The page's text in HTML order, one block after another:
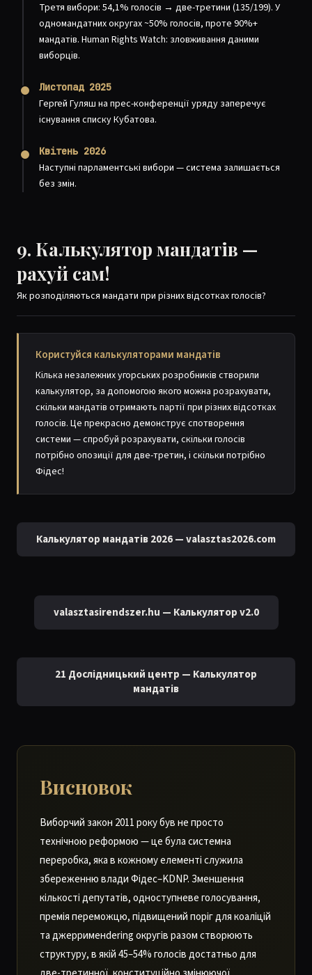
Третя вибори: 54,1% голосів → две-третини (135/199). У
одномандатних округах ~50% голосів, проте 90%+
мандатів. Human Rights Watch: зловживання даними
виборців.
Листопад 2025
Гергей Гуляш на прес-конференції уряду заперечує
існування списку Кубатова.
Квітень 2026
Наступні парламентські вибори — система залишається
без змін.
9. Калькулятор мандатів —
рахуй сам!
Як розподіляються мандати при різних відсотках голосів?
Користуйся калькуляторами мандатів
Кілька незалежних угорських розробників створили
калькулятор, за допомогою якого можна розрахувати,
скільки мандатів отримають партії при різних відсотках
голосів. Це прекрасно демонструє спотворення
системи — спробуй розрахувати, скільки голосів
потрібно опозиції для две-третин, і скільки потрібно
Фідес!
Калькулятор мандатів 2026 — valasztas2026.com
valasztasirendszer.hu — Калькулятор v2.0
21 Дослідницький центр — Калькулятор
мандатів
Висновок
Виборчий закон 2011 року був не просто
технічною реформою — це була системна
переробка, яка в кожному елементі служила
збереженню влади Фідес–KDNP. Зменшення
кількості депутатів, одноступневе голосування,
премія переможцю, підвищений поріг для коаліцій
та джеррименdering округів разом створюють
структуру, в якій 45–54% голосів достатньо для